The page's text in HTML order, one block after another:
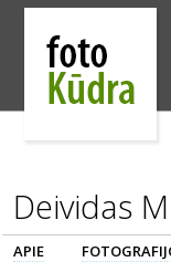
Deividas
APIE